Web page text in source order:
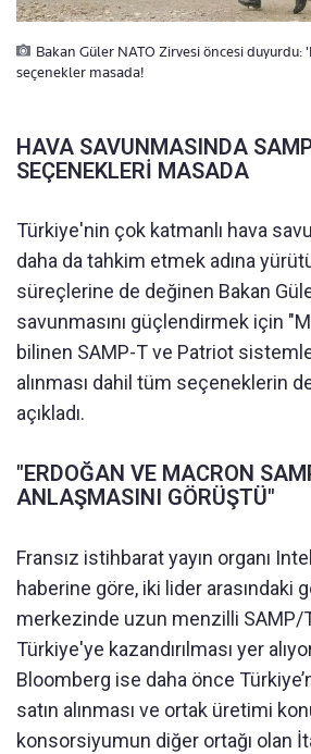
Bakan Güler NATO Zirvesi öncesi
seçenekler masada!
HAVA SAVUNMASINDA
SEÇENEKLERİ MASADA
Türkiye'nin çok katmanlı hava
daha da tahkim etmek adına
süreçlerine de değinen Bakan
savunmasını güçlendirmek için
bilinen SAMP-T ve Patriot
alınması dahil tüm seçeneklerin
açıkladı.
"ERDOĞAN VE MACRON
ANLAŞMASINI GÖRÜŞTÜ"
Fransız istihbarat yayın organı
haberine göre, iki lider arasındaki
merkezinde uzun menzilli
Türkiye'ye kazandırılması yer
Bloomberg ise daha önce
satın alınması ve ortak üretimi
konsorsiyumun diğer ortağı olan